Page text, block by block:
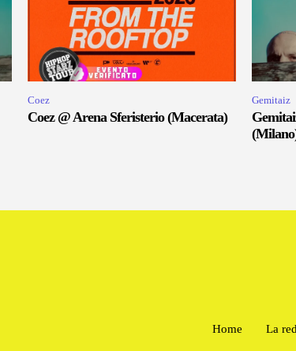
Coez
Coez @ Arena Sferisterio (Macerata)
Gemitaiz
Home La